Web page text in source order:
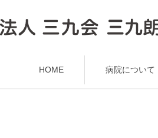
HOME 病院について